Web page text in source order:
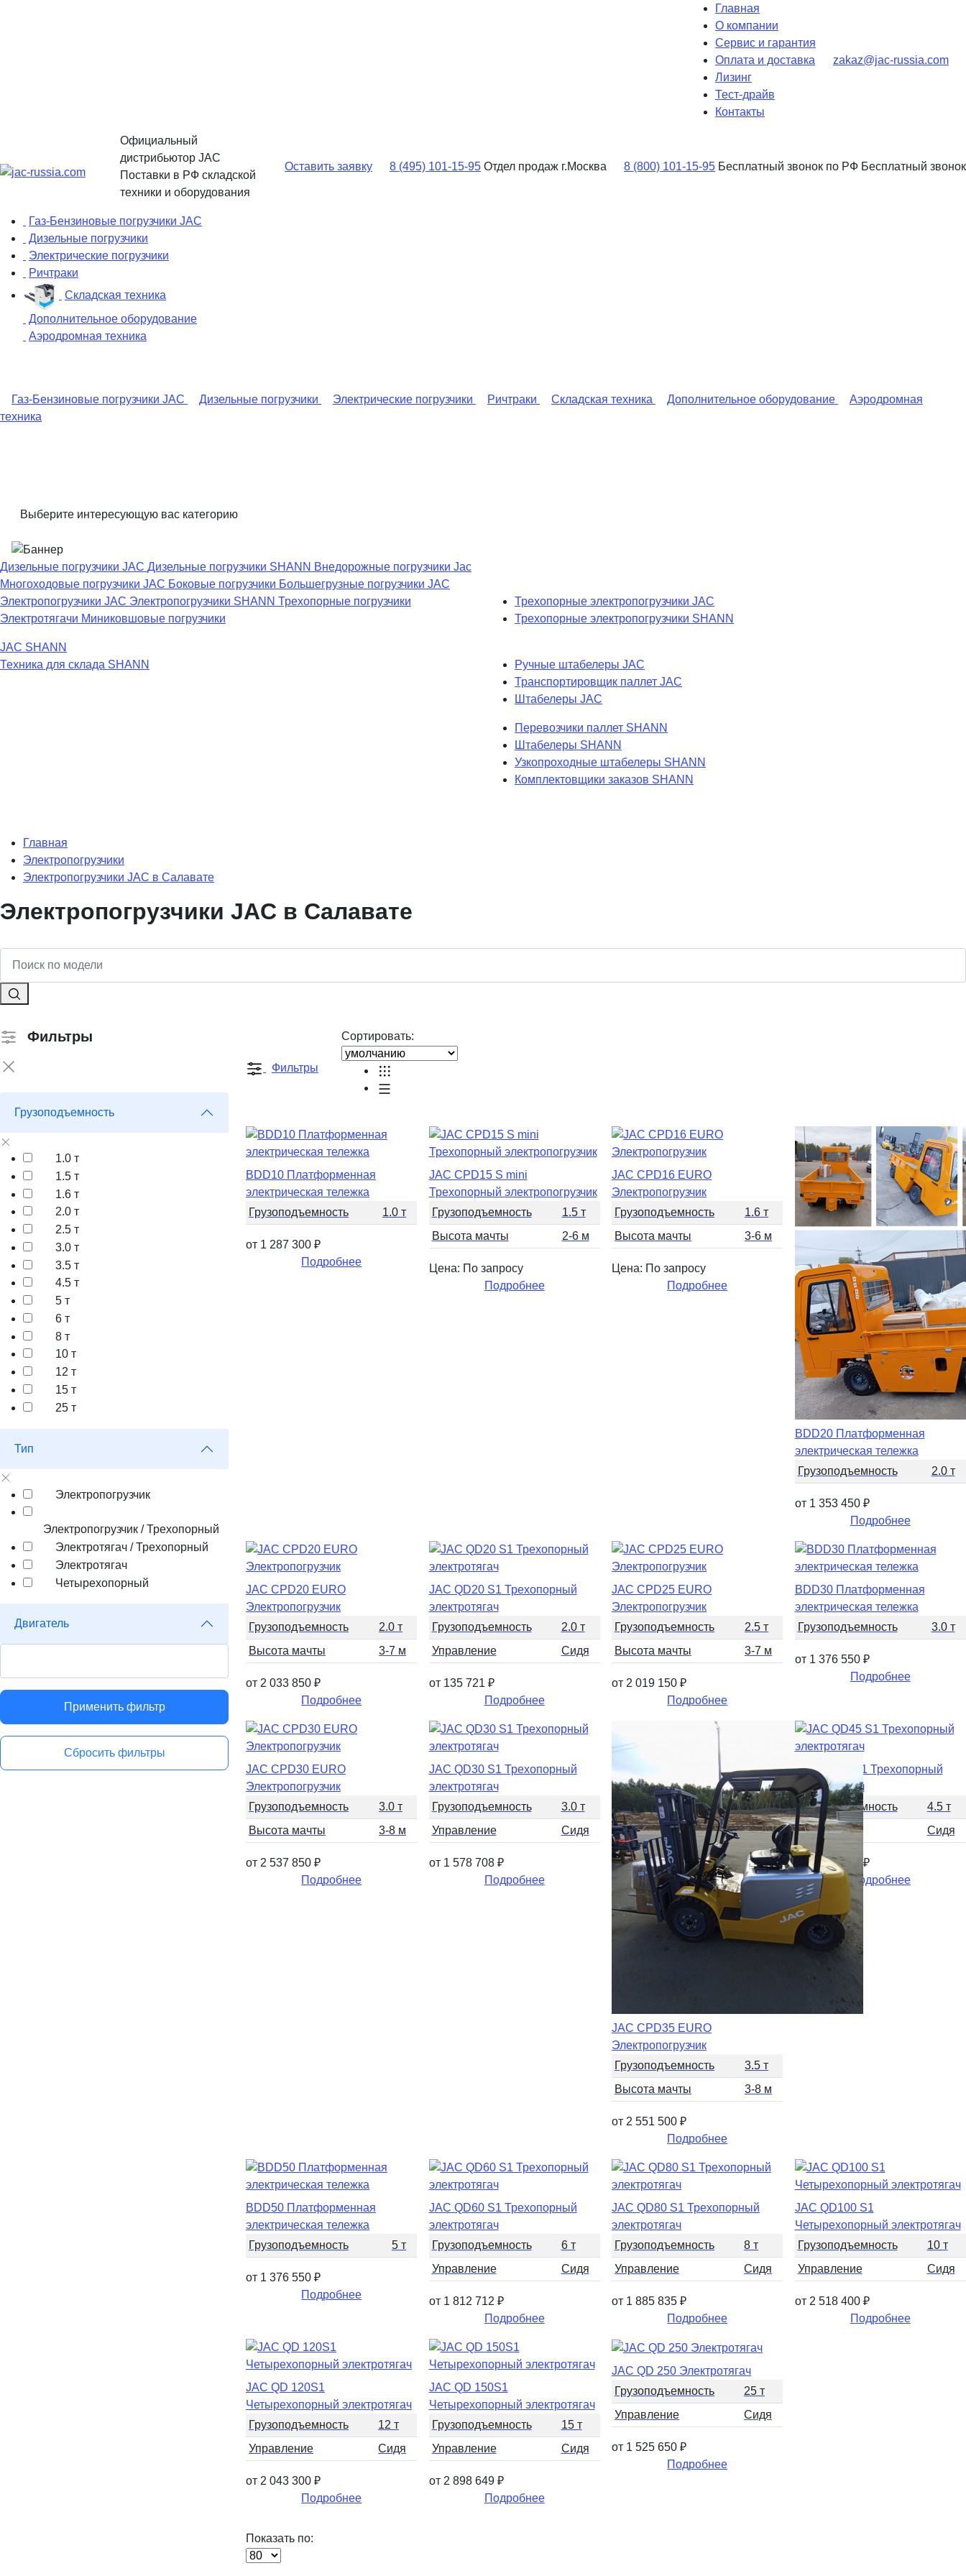
Главная
О компании
Сервис и гарантия
Оплата и доставка
Лизинг
Тест-драйв
Контакты
zakaz@jac-russia.com
Официальный
дистрибьютор JAC
Поставки в РФ складской
техники и оборудования
Оставить заявку 8 (495) 101-15-95 Отдел продаж г.Москва 8 (800) 101-15-95 Бесплатный звонок по РФ Бесплатный звонок
Газ-Бензиновые погрузчики JAC
Дизельные погрузчики
Электрические погрузчики
Ричтраки
Складская техника
Дополнительное оборудование
Аэродромная техника
Газ-Бензиновые погрузчики JAC Дизельные погрузчики Электрические погрузчики Ричтраки Складская техника Дополнительное оборудование
Аэродромная
техника
Выберите интересующую вас категорию
Дизельные погрузчики JAC Дизельные погрузчики SHANN Внедорожные погрузчики Jac
Многоходовые погрузчики JAC Боковые погрузчики Большегрузные погрузчики JAC
Электропогрузчики JAC Электропогрузчики SHANN Трехопорные погрузчики
Электротягачи Миниковшовые погрузчики
Трехопорные электропогрузчики JAC
Трехопорные электропогрузчики SHANN
JAC SHANN
Техника для склада SHANN
Ручные штабелеры JAC
Транспортировщик паллет JAC
Штабелеры JAC
Перевозчики паллет SHANN
Штабелеры SHANN
Узкопроходные штабелеры SHANN
Комплектовщики заказов SHANN
Главная
Электропогрузчики
Электропогрузчики JAC в Салавате
Электропогрузчики JAC в Салавате
Фильтры
Грузоподъемность
1.0 т
1.5 т
1.6 т
2.0 т
2.5 т
3.0 т
3.5 т
4.5 т
5 т
6 т
8 т
10 т
12 т
15 т
25 т
Тип
Электропогрузчик
Электропогрузчик / Трехопорный
Электротягач / Трехопорный
Электротягач
Четырехопорный
Двигатель
Применить фильтр
Сбросить фильтры
Фильтры
Сортировать:
BDD10 Платформенная
электрическая тележка
Грузоподъемность
1.0 т
от 1 287 300 ₽
Подробнее
JAC CPD15 S mini
Трехопорный электропогрузчик
Грузоподъемность
1.5 т
Высота мачты
2-6 м
Цена: По запросу
Подробнее
JAC CPD16 EURO
Электропогрузчик
Грузоподъемность
1.6 т
Высота мачты
3-6 м
Цена: По запросу
Подробнее
BDD20 Платформенная
электрическая тележка
Грузоподъемность
2.0 т
от 1 353 450₽
Подробнее
JAC CPD20 EURO
Электропогрузчик
Грузоподъемность
2.0 т
Высота мачты
3-7 м
от 2 033 850 ₽
Подробнее
JAC QD20 S1 Трехопорный
электротягач
Грузоподъемность
2.0 т
Управление
Сидя
от 135 721 ₽
Подробнее
JAC CPD25 EURO
Электропогрузчик
Грузоподъемность
2.5 т
Высота мачты
3-7 м
от 2 019 150 ₽
Подробнее
BDD30 Платформенная
электрическая тележка
Грузоподъемность
3.0 т
от 1 376 550₽
Подробнее
JAC CPD30 EURO
Электропогрузчик
Грузоподъемность
3.0 т
Высота мачты
3-8 м
от 2 537 850 ₽
Подробнее
JAC QD30 S1 Трехопорный
электротягач
Грузоподъемность
3.0 т
Управление
Сидя
от 1 578 708₽
Подробнее
JAC CPD35 EURO
Электропогрузчик
Грузоподъемность
3.5 т
Высота мачты
3-8 м
от 2 551 500 ₽
Подробнее
JAC QD45 S1 Трехопорный
электротягач
Грузоподъемность
4.5 т
Управление
Сидя
от 1 739 578
₽
Подробнее
BDD50 Платформенная
электрическая тележка
Грузоподъемность
5 т
от 1 376 550 ₽
Подробнее
JAC QD60 S1 Трехопорный
электротягач
Грузоподъемность
6 т
Управление
Сидя
от 1 812 712 ₽
Подробнее
JAC QD80 S1 Трехопорный
электротягач
Грузоподъемность
8 т
Управление
Сидя
от 1 885 835 ₽
Подробнее
JAC QD100 S1
Четырехопорный электротягач
Грузоподъемность
10 т
Управление
Сидя
от 2 518 400₽
Подробнее
JAC QD 120S1
Четырехопорный электротягач
Грузоподъемность
12 т
Управление
Сидя
от 2 043 300 ₽
Подробнее
JAC QD 150S1
Четырехопорный электротягач
Грузоподъемность
15 т
Управление
Сидя
от 2 898 649₽
Подробнее
JAC QD 250 Электротягач
Грузоподъемность
25 т
Управление
Сидя
от 1 525 650 ₽
Подробнее
Показать по: